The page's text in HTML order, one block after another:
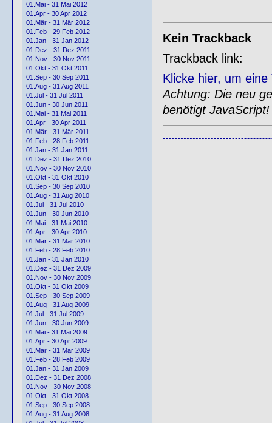
01.Mai - 31 Mai 2012
01.Apr - 30 Apr 2012
01.Mär - 31 Mär 2012
01.Feb - 29 Feb 2012
01.Jan - 31 Jan 2012
01.Dez - 31 Dez 2011
01.Nov - 30 Nov 2011
01.Okt - 31 Okt 2011
01.Sep - 30 Sep 2011
01.Aug - 31 Aug 2011
01.Jul - 31 Jul 2011
01.Jun - 30 Jun 2011
01.Mai - 31 Mai 2011
01.Apr - 30 Apr 2011
01.Mär - 31 Mär 2011
01.Feb - 28 Feb 2011
01.Jan - 31 Jan 2011
01.Dez - 31 Dez 2010
01.Nov - 30 Nov 2010
01.Okt - 31 Okt 2010
01.Sep - 30 Sep 2010
01.Aug - 31 Aug 2010
01.Jul - 31 Jul 2010
01.Jun - 30 Jun 2010
01.Mai - 31 Mai 2010
01.Apr - 30 Apr 2010
01.Mär - 31 Mär 2010
01.Feb - 28 Feb 2010
01.Jan - 31 Jan 2010
01.Dez - 31 Dez 2009
01.Nov - 30 Nov 2009
01.Okt - 31 Okt 2009
01.Sep - 30 Sep 2009
01.Aug - 31 Aug 2009
01.Jul - 31 Jul 2009
01.Jun - 30 Jun 2009
01.Mai - 31 Mai 2009
01.Apr - 30 Apr 2009
01.Mär - 31 Mär 2009
01.Feb - 28 Feb 2009
01.Jan - 31 Jan 2009
01.Dez - 31 Dez 2008
01.Nov - 30 Nov 2008
01.Okt - 31 Okt 2008
01.Sep - 30 Sep 2008
01.Aug - 31 Aug 2008
Kein Trackback
Trackback link:
Klicke hier, um
Achtung: Die neu
benötigt JavaScript!